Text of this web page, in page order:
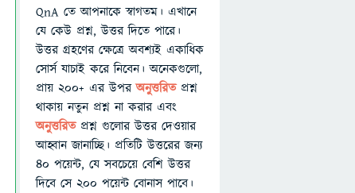
QnA তে আপনাকে স্বাগতম। এখানে
যে কেউ প্রশ্ন, উত্তর দিতে পারে।
উত্তর গ্রহণের ক্ষেত্রে অবশ্যই একাধিক
সোর্স যাচাই করে নিবেন। অনেকগুলো,
প্রায় ২০০+ এর উপরঅনুত্তরিতপ্রশ্ন
থাকায় নতুন প্রশ্ন না করার এবং
অনুত্তরিত প্রশ্ন গুলোর উত্তর দেওয়ার
আহ্বান জানাচ্ছি। প্রতিটি উত্তরের জন্য
৪০ পয়েন্ট, যে সবচেয়ে বেশি উত্তর
দিবে সে ২০০ পয়েন্ট বোনাস পাবে।